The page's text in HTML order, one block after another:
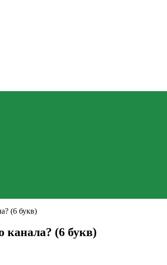
(6 букв)
канала? (6 букв)